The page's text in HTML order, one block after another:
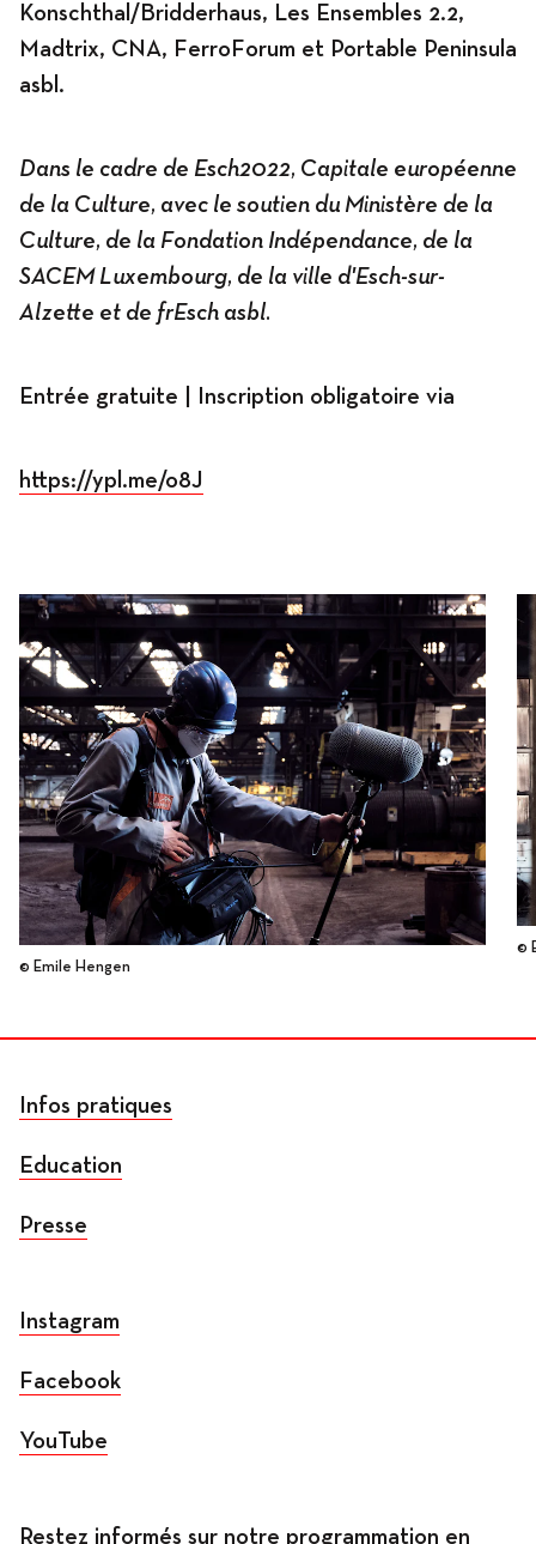
Konschthal/Bridderhaus, Les Ensembles 2.2,
Madtrix, CNA, FerroForum et Portable Peninsula
asbl.
Dans le cadre de Esch2022, Capitale européenne
de la Culture, avec le soutien du Ministère de la
Culture, de la Fondation Indépendance, de la
SACEM Luxembourg, de la ville d'Esch-sur-
Alzette et de frEsch asbl.
Entrée gratuite | Inscription obligatoire via
https://ypl.me/o8J
© Emile Hengen
©
Infos pratiques
Education
Presse
Instagram
Facebook
YouTube
Restez informés sur notre programmation en